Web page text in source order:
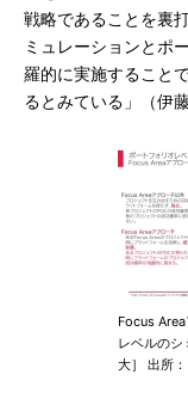
戦略であることを裏
ミュレーションとポ
羅的に実施すること
るとみている」（伊藤
Focus
レベルのシ
大］ 出所